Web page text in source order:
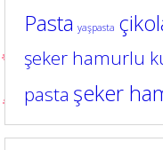
Pasta yaşpasta
şeker hamurlu
pasta şeker